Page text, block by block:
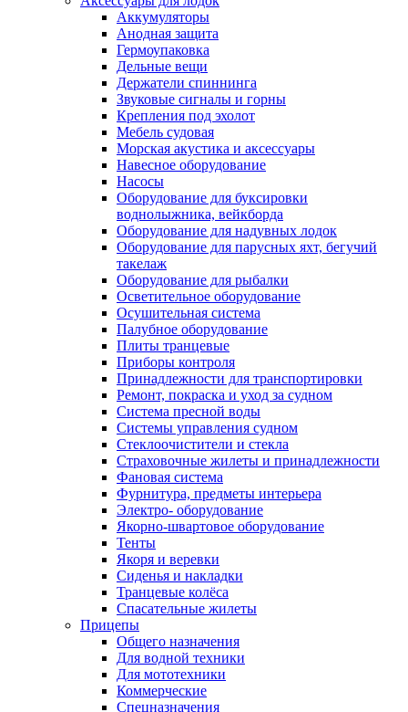
Аккумуляторы
Анодная защита
Гермоупаковка
Дельные вещи
Держатели спиннинга
Звуковые сигналы и горны
Крепления под эхолот
Мебель судовая
Морская акустика и аксессуары
Навесное оборудование
Насосы
Оборудование для буксировки
воднолыжника, вейкборда
Оборудование для надувных лодок
Оборудование для парусных яхт, бегучий
такелаж
Оборудование для рыбалки
Осветительное оборудование
Осушительная система
Палубное оборудование
Плиты транцевые
Приборы контроля
Принадлежности для транспортировки
Ремонт, покраска и уход за судном
Система пресной воды
Системы управления судном
Стеклоочистители и стекла
Страховочные жилеты и принадлежности
Фановая система
Фурнитура, предметы интерьера
Электро- оборудование
Якорно-швартовое оборудование
Тенты
Якоря и веревки
Сиденья и накладки
Транцевые колёса
Спасательные жилеты
Прицепы
Общего назначения
Для водной техники
Для мототехники
Коммерческие
Спецназначения